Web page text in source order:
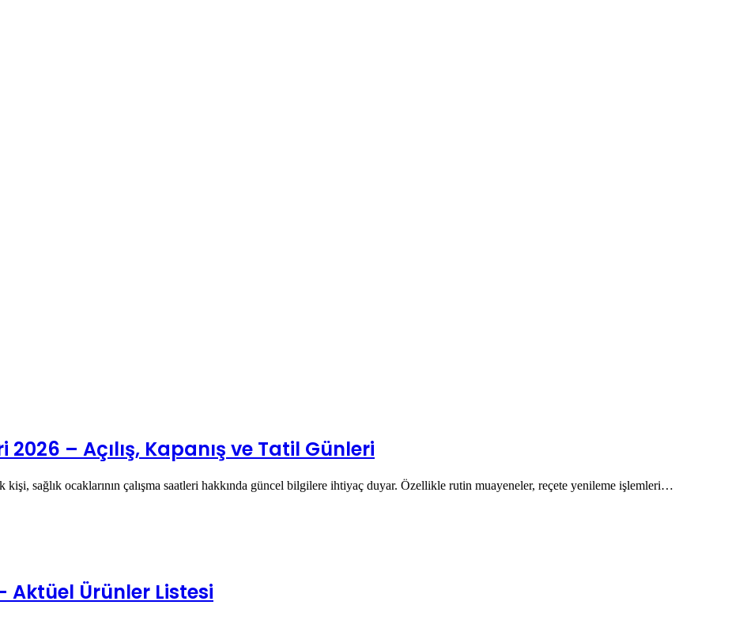
2026 – Açılış, Kapanış ve Tatil Günleri
sağlık ocaklarının çalışma saatleri hakkında güncel bilgilere ihtiyaç duyar. Özellikle rutin muayeneler, reçete yenileme işlemleri…
Aktüel Ürünler Listesi